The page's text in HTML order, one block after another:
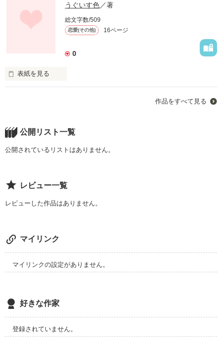
うぐいす色／著
総文字数/509
恋愛(その他) 16ページ
0
表紙を見る
あなたとわたし
作品をすべて見る
公開リスト一覧
公開されているリストはありません。
レビュー一覧
レビューした作品はありません。
マイリンク
マイリンクの設定がありません。
好きな作家
登録されていません。